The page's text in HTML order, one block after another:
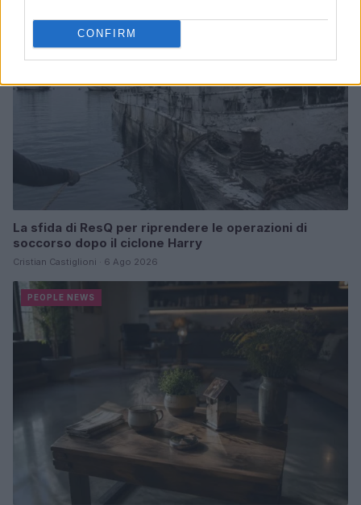
CONFIRM
La sfida di ResQ per riprendere le operazioni di
soccorso dopo il ciclone Harry
Cristian Castiglioni · 6 Ago 2026
PEOPLE NEWS